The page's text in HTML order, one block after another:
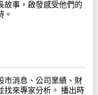
故事，啟發感受他們的
。
市消息、公司業績、財
找來專家分析。 播出時